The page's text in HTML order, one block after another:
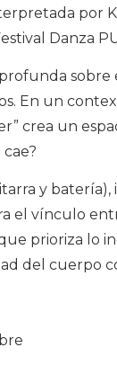
por
Danza
sobre
En un
crea un
y
el vínculo
prioriza lo
del cuerpo